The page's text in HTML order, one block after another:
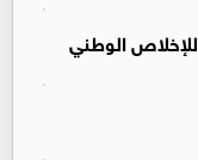
للإخلاص الوطني